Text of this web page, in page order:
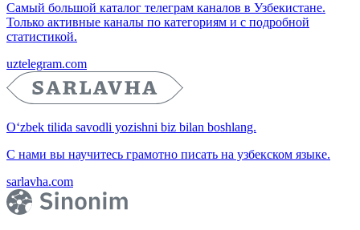
Самый большой каталог телеграм каналов в Узбекистане.
Только активные каналы по категориям и с подробной
статистикой.
uztelegram.com
O‘zbek tilida savodli yozishni biz bilan boshlang.
С нами вы научитесь грамотно писать на узбекском языке.
sarlavha.com